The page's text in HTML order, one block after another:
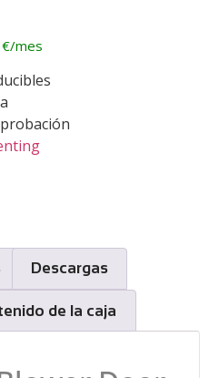
€/mes
Descargas
de la caja